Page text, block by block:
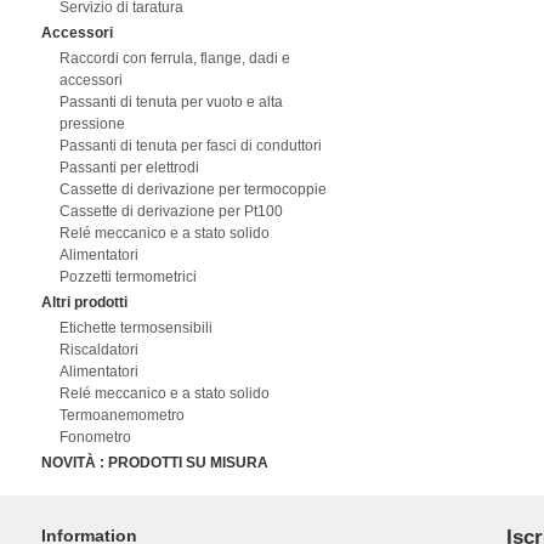
Servizio di taratura
Accessori
Raccordi con ferrula, flange, dadi e
accessori
Passanti di tenuta per vuoto e alta
pressione
Passanti di tenuta per fasci di conduttori
Passanti per elettrodi
Cassette di derivazione per termocoppie
Cassette di derivazione per Pt100
Relé meccanico e a stato solido
Alimentatori
Pozzetti termometrici
Altri prodotti
Etichette termosensibili
Riscaldatori
Alimentatori
Relé meccanico e a stato solido
Termoanemometro
Fonometro
NOVITÀ : PRODOTTI SU MISURA
Information